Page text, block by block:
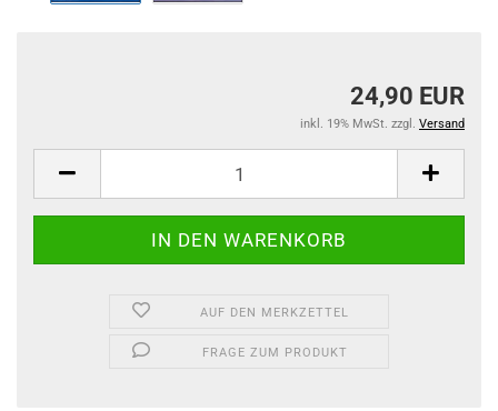
24,90 EUR
inkl. 19% MwSt. zzgl. Versand
AUF DEN MERKZETTEL
FRAGE ZUM PRODUKT